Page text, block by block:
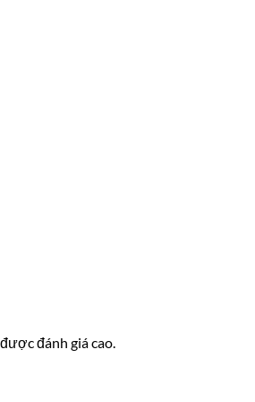
đánh giá cao.